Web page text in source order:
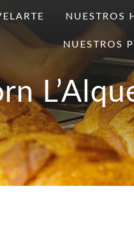
NUESTROS
NUESTROS